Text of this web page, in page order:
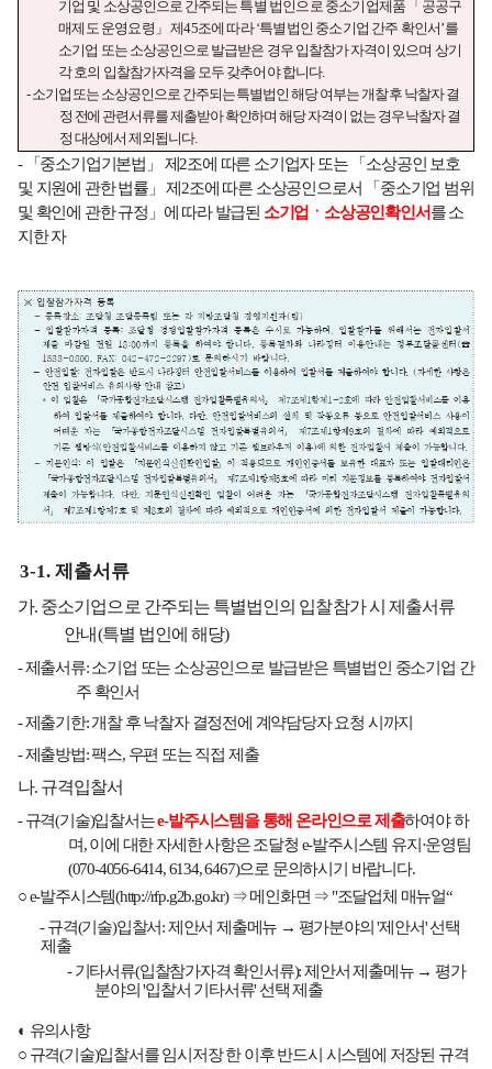
기업 및 소상공인으로 간주되는 특별 법인으로 중소기업제품 「 공공구
매제도 운영요령 」제45조에 따라‘특별법인 중소기업 간주 확인서 ’를
소기업 또는 소상공인으로 발급받은 경우 입찰참가 자격이 있으며 상기
각 호의 입찰참가자격을 모두 갖추어야 합니다.
-소기업 또는 소상공인으로 간주되는 특별법인 해당 여부는 개찰 후 낙찰자 결
정 전에 관련서류를 제출받아 확인하며 해당 자격이 없는 경우 낙찰자 결
정 대상에서 제외됩니다.
- 「 중소기업기본법 」 제 2조에 따른 소기업자 또는 「 소상공인 보호
및 지원에 관한 법률」제 2조에 따른 소상공인으로서 「 중소기업 범위
및 확인에 관한 규정 」 에 따라 발급된 소기업ㆍ소상공인확인서를 소
지한 자
3-1.제출서류
가. 중소기업으로 간주되는 특별법인의 입찰참가 시 제출서류
안내(특별 법인에 해당)
-제출서류:소기업 또는 소상공인으로 발급받은 특별법인 중소기업 간
주 확인서
-제출기한:개찰 후 낙찰자 결정전에 계약담당자 요청 시까지
-제출방법:팩스, 우편 또는 직접 제출
나. 규격입찰서
-규격(기술)입찰서는e-발주시스템을 통해 온라인으로 제출하여야 하
며,이에 대한 자세한 사항은 조달청 e-발주시스템 유지 ·운영팀
(070-4056-6414, 6134, 6467)으로 문의하시기 바랍니다.
○e-발주시스템(http://rfp.g2b.go.kr) ⇒메인화면 ⇒ "조달업체 매뉴얼“
-규격(기술)입찰서:제안서 제출메뉴 → 평가분야의'제안서'선택
제출
-기타서류(입찰참가자격 확인서류):제안서 제출메뉴 → 평가
분야의'입찰서 기타서류' 선택 제출
◐ 유의사항
○ 규격(기술)입찰서를 임시저장 한 이후 반드시 시스템에 저장된 규격